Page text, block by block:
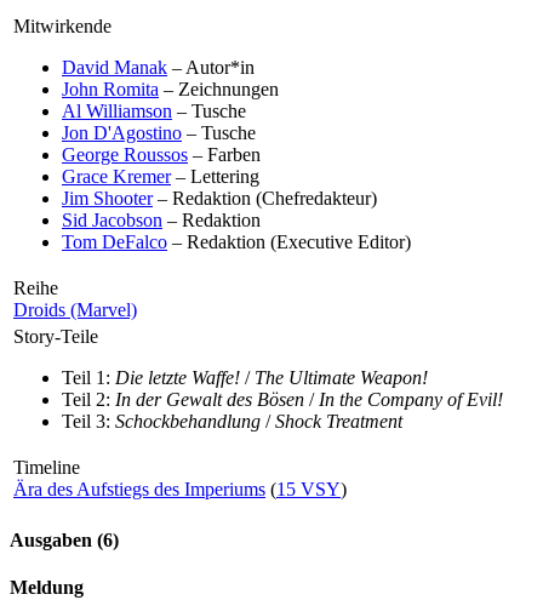
Mitwirkende
David Manak – Autor*in
John Romita – Zeichnungen
Al Williamson – Tusche
Jon D'Agostino – Tusche
George Roussos – Farben
Grace Kremer– Lettering
Jim Shooter– Redaktion (Chefredakteur)
Sid Jacobson – Redaktion
Tom DeFalco – Redaktion (Executive Editor)
Reihe
Droids (Marvel)
Story-Teile
Teil 1: Die letzte Waffe! / The Ultimate Weapon!
Teil 2: In der Gewalt des Bösen / In the Company of Evil!
Teil 3: Schockbehandlung /Shock Treatment
Timeline
Ära des Aufstiegs des Imperiums (15 VSY)
Ausgaben (6)
Meldung